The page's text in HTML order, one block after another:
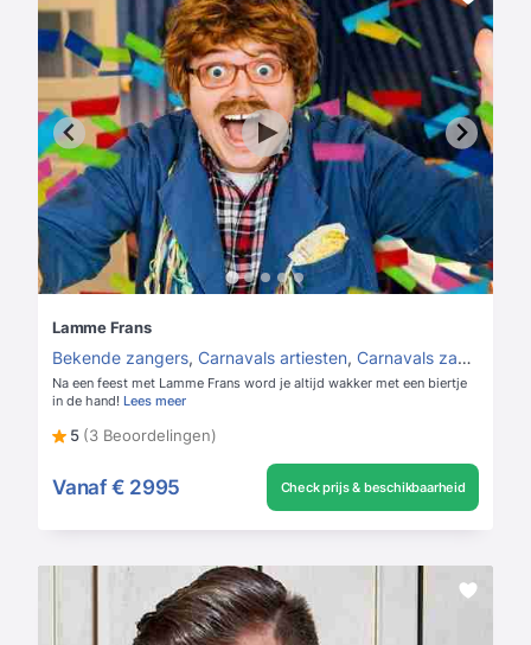
Lamme Frans
Bekende zangers, Carnavals artiesten, Carnavals zangers
Na een feest met Lamme Frans word je altijd wakker met een biertje
in de hand! Lees meer
5 (3 Beoordelingen)
Vanaf € 2995 Check prijs & beschikbaarheid